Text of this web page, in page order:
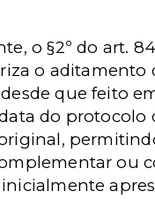
o §2º do art.
o aditamento
que feito
do protocolo
ou